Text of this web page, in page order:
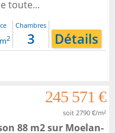
toute...
m2
Chambres
3 Détails
245 571 €
soit 2790 €/m²
88 m2sur Moelan-